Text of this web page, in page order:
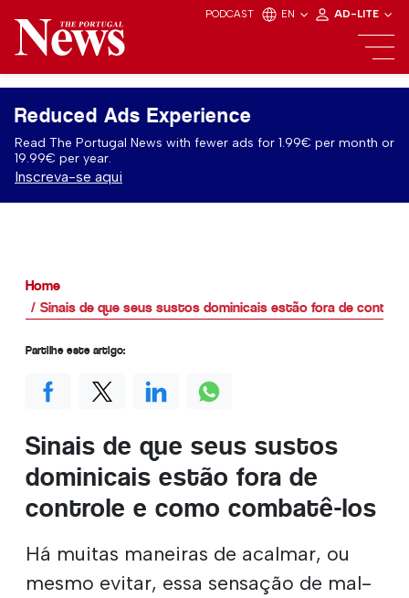
PODCAST EN AD-LITE
Reduced Ads Experience
Read The Portugal News with fewer ads for 1.99€ per month or
19.99€ per year.
Inscreva-se aqui
Home
Sinais de que seus sustos dominicais estão fora de
Sinais de que seus sustos
dominicais estão fora de
controle e como combatê-los
Há muitas maneiras de acalmar, ou
mesmo evitar, essa sensação de mal-
Partilhe este artigo: